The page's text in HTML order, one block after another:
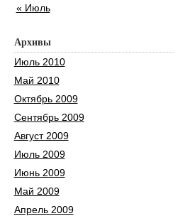
« Июль
Архивы
Июль 2010
Май 2010
Октябрь 2009
Сентябрь 2009
Август 2009
Июль 2009
Июнь 2009
Май 2009
Апрель 2009